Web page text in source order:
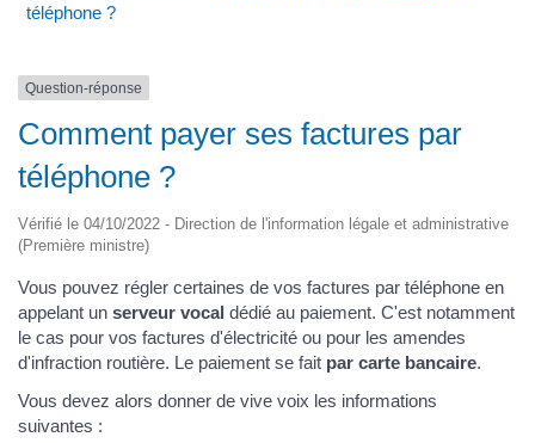
téléphone ?
Question-réponse
Comment payer ses factures par
téléphone ?
Vérifié le 04/10/2022 - Direction de l'information légale et administrative
(Première ministre)
Vous pouvez régler certaines de vos factures par téléphone en
appelant un serveur vocal dédié au paiement. C'est notamment
le cas pour vos factures d'électricité ou pour les amendes
d'infraction routière. Le paiement se fait par carte bancaire.
Vous devez alors donner de vive voix les informations
suivantes :